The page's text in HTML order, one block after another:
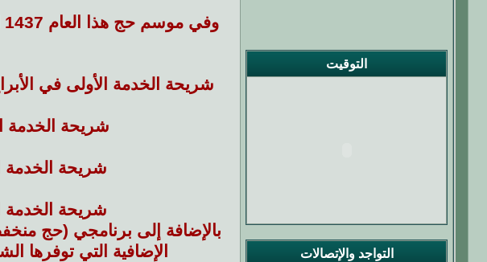
التوقيت
التواجد والإتصالات
شريحة الخدمة الأولى في
شريحة الخدمة
شريحة الخدمة
شريحة الخدمة
بالإضافة إلى برنامجي (حج
الإضافية التي